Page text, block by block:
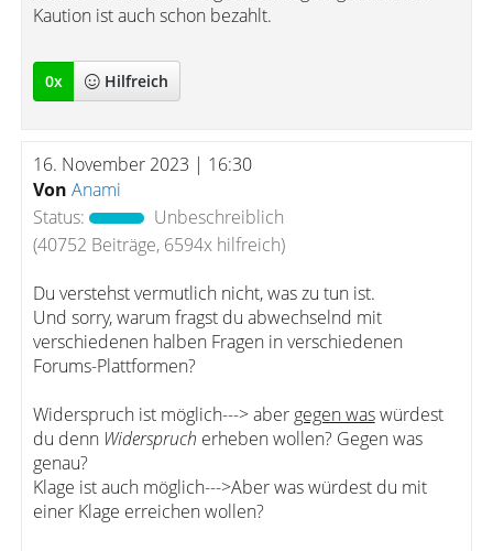
Kaution ist auch schon bezahlt.
0x Hilfreich
16. November 2023 | 16:30
Von Anami
Status:
Unbeschreiblich
(40752 Beiträge, 6594x hilfreich)
Du verstehst vermutlich nicht, was zu tun ist.
Und sorry, warum fragst du abwechselnd mit
verschiedenen halben Fragen in verschiedenen
Forums-Plattformen?
Widerspruch ist möglich---> aber gegen waswürdest
du denn Widerspruch erheben wollen? Gegen was
genau?
Klage ist auch möglich--->Aber was würdest du mit
einer Klage erreichen wollen?